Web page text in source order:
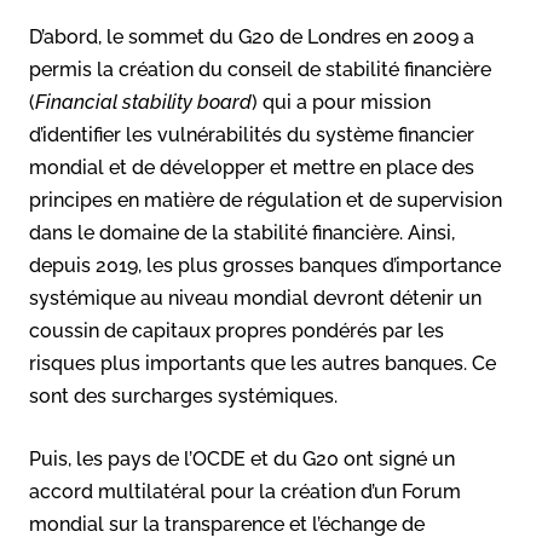
D’abord, le sommet du G20 de Londres en 2009 a
permis la création du conseil de stabilité financière
(Financial stability board) qui a pour mission
d’identifier les vulnérabilités du système financier
mondial et de développer et mettre en place des
principes en matière de régulation et de supervision
dans le domaine de la stabilité financière. Ainsi,
depuis 2019, les plus grosses banques d’importance
systémique au niveau mondial devront détenir un
coussin de capitaux propres pondérés par les
risques plus importants que les autres banques. Ce
sont des surcharges systémiques.
Puis, les pays de l’OCDE et du G20 ont signé un
accord multilatéral pour la création d’un Forum
mondial sur la transparence et l’échange de